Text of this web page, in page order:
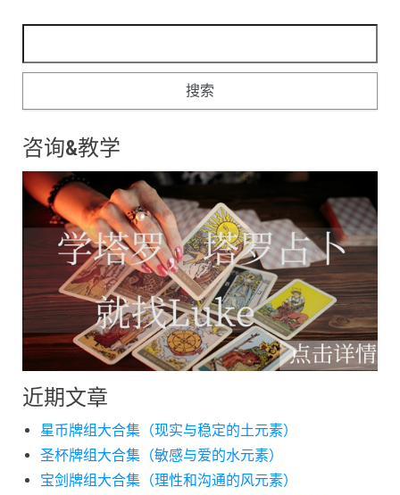
咨询&教学
近期文章
星币牌组大合集（现实与稳定的土元素）
圣杯牌组大合集（敏感与爱的水元素）
宝剑牌组大合集（理性和沟通的风元素）